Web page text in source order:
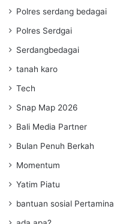
Polres serdang bedagai
Polres Serdgai
Serdangbedagai
tanah karo
Tech
Snap Map 2026
Bali Media Partner
Bulan Penuh Berkah
Momentum
Yatim Piatu
bantuan sosial Pertamina